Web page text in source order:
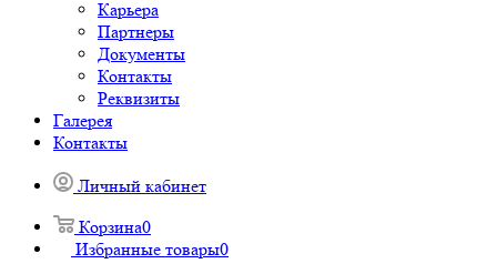
Карьера
Партнеры
Документы
Контакты
Реквизиты
Галерея
Контакты
Личный кабинет
Корзина0
Избранные товары0